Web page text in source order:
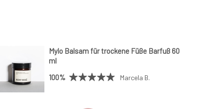
Mylo Balsam für trockene Füße Barfuß 60
ml
100%
Marcela B.